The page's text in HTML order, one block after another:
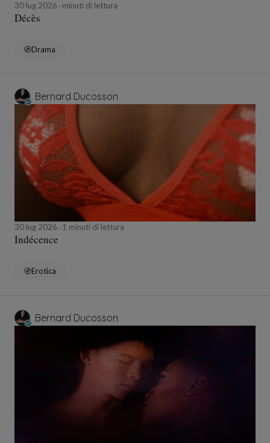
30 lug 2026 minuti di lettura
Décès
Drama
Bernard Ducosson
30 lug 2026 1 minuti di lettura
Indécence
Erotica
Bernard Ducosson